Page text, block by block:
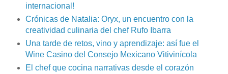
internacional!
Crónicas de Natalia: Oryx, un encuentro con la
creatividad culinaria del chef Rufo Ibarra
Una tarde de retos, vino y aprendizaje: así fue el
Wine Casino del Consejo Mexicano Vitivinícola
El chef que cocina narrativas desde el corazón